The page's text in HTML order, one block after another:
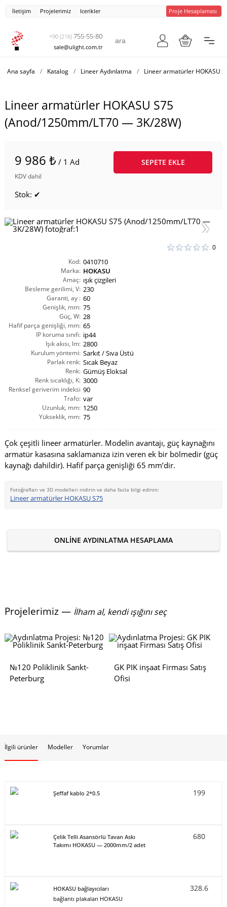
İletişim Projelerimiz Icerikler Proje Hesaplaması
+90 (216) 755-55-80
sale@ulight.com.tr
Ana sayfa / Katalog / Lineer Aydınlatma / Lineer armatürler HOKASU
Lineer armatürler HOKASU S75
(Anod/1250mm/LT70 — 3K/28W)
9 986 ₺ / 1 Ad
KDV dahil
SEPETE EKLE
Stok: ✔
0
Kod: 0410710
Marka: HOKASU
Amaç: ışık çizgileri
Besleme gerilimi, V: 230
Garanti, ay : 60
Genişlik, mm: 75
Güç, W: 28
Hafif parça genişliği, mm: 65
IP koruma sınıfı: ip44
Işık akısı, lm: 2800
Kurulum yöntemi: Sarkıt / Sıva Üstü
Parlak renk: Sıcak Beyaz
Renk: Gümüş Eloksal
Renk sıcaklığı, K: 3000
Renksel geriverim indeksi
CRI(Ra):
90
Trafo: var
Uzunluk, mm: 1250
Yükseklik, mm: 75
Çok çeşitli lineer armatürler. Modelin avantajı, güç kaynağını
armatür kasasına saklamanıza izin veren ek bir bölmedir (güç
kaynağı dahildir). Hafif parça genişliği 65 mm’dir.
Fotoğrafları ve 3D modelleri indirin ve daha fazla bilgi edinin:
Lineer armatürler HOKASU S75
ONLINE AYDINLATMA HESAPLAMA
Projelerimiz — İlham al, kendi ışığını seç
№120 Poliklinik Sankt-
Peterburg
GK PIK inşaat Firması Satış
Ofisi
İlgili ürünler Modeller Yorumlar
Şeffaf kablo 2*0.5 199
Çelik Telli Asansörlü Tavan Askı
Takımı HOKASU — 2000mm/2 adet
680
HOKASU bağlayıcıları
bağlantı plakaları HOKASU
328.6